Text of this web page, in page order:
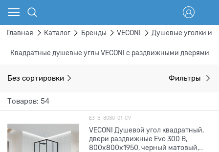
Главная Каталог Бренды VECONI Душевые уголки и
Квадратные душевые углы VECONI с раздвижными дверями
Без сортировки Фильтры
Товаров: 54
E3-B-8080-01-C9
VECONI Душевой угол квадратный,
двери раздвижные Evo 300 B,
800х800x1950, черный матовый,